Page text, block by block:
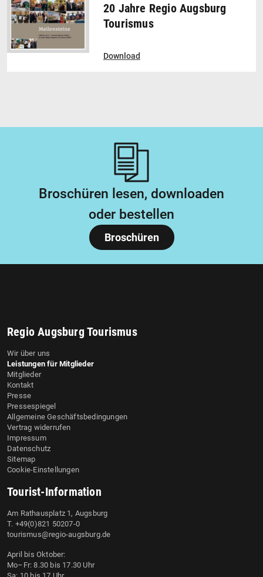
20 Jahre Regio Augsburg
Tourismus
Download
Broschüren lesen, downloaden
oder bestellen
Broschüren
Regio Augsburg Tourismus
Wir über uns
Leistungen für Mitglieder
Mitglieder
Kontakt
Presse
Pressespiegel
Allgemeine Geschäftsbedingungen
Vertrag widerrufen
Impressum
Datenschutz
Sitemap
Cookie-Einstellungen
Tourist-Information
Am Rathausplatz 1, Augsburg
T. +49(0)821 50207-0
tourismus@regio-augsburg.de
April bis Oktober:
Mo–Fr: 8.30 bis 17.30 Uhr